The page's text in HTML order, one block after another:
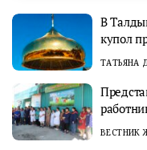
В
купол
ТАТЬЯНА
ВЕСТНИК